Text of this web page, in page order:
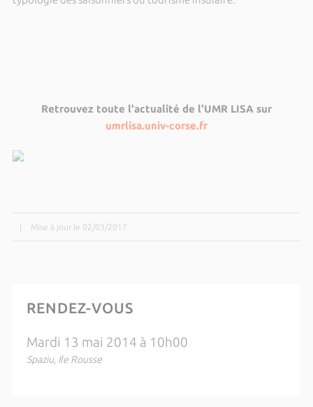
Retrouvez toute l'actualité de l'UMR LISA sur
umrlisa.univ-corse.fr
Mise à jour le 02/03/2017
RENDEZ-VOUS
Mardi 13 mai 2014 à 10h00
Spaziu, Ile Rousse